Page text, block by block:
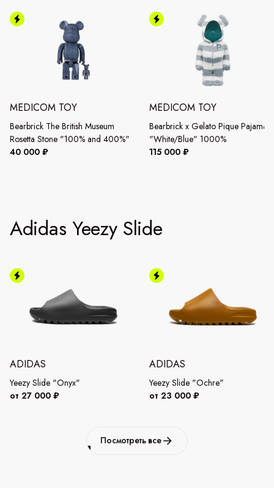
MEDICOM TOY
Bearbrick The British Museum
Rosetta Stone "100% and 400%"
40 000 ₽
MEDICOM TOY
Bearbrick x Gelato Pique Pajamas
"White/Blue" 1000%
115 000 ₽
Adidas Yeezy Slide
ADIDAS
Yeezy Slide "Onyx"
от 27 000 ₽
ADIDAS
Yeezy Slide "Ochre"
от 23 000 ₽
Посмотреть все